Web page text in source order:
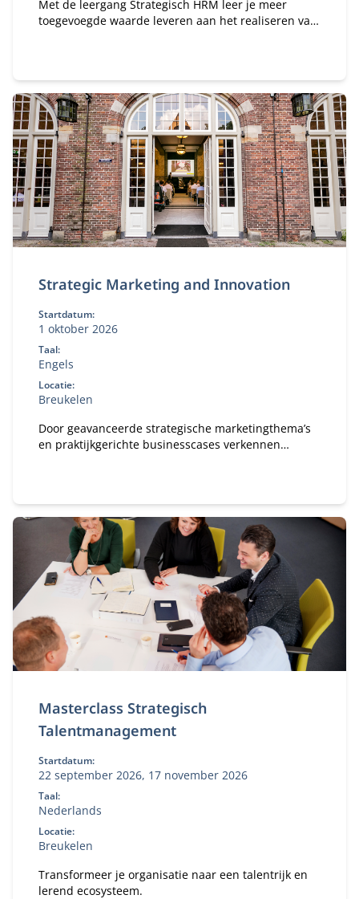
Met de leergang Strategisch HRM leer je meer
toegevoegde waarde leveren aan het realiseren van
Strategic Marketing and Innovation
Startdatum:
1 oktober 2026
Taal:
Engels
Locatie:
Breukelen
Door geavanceerde strategische marketingthema’s
en praktijkgerichte businesscases verkennen
Masterclass Strategisch
Talentmanagement
Startdatum:
22 september 2026, 17 november 2026
Taal:
Nederlands
Locatie:
Breukelen
Transformeer je organisatie naar een talentrijk en
lerend ecosysteem.